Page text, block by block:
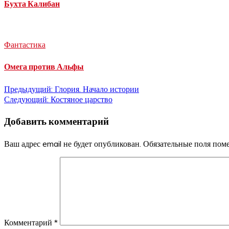
Бухта Калибан
Фантастика
Омега против Альфы
Навигация
записям
Предыдущий: Глория. Начало истории
Следующий: Костяное царство
Добавить комментарий
Ваш адрес email не будет опубликован. Обязательные поля
Комментарий *